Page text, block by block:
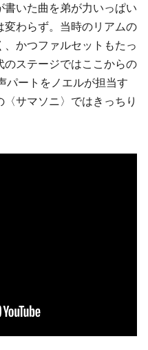
書いた曲を弟が力いっぱい
わらず。当時のリアムの
かつファルセットもたっ
ステージではここからの
パートをノエルが担当す
サマソニ〉ではきっちり